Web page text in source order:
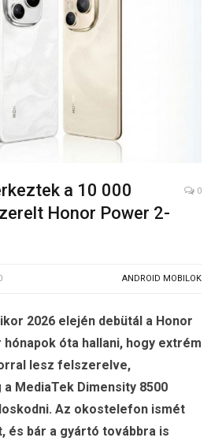
a 10 000
Honor Power 2-
0
ANDROID MOBILOK
2026 elején debütál a Honor
hónapok óta hallani, hogy extrém
lesz felszerelve,
MediaTek Dimensity 8500
Az okostelefon ismét
bár a gyártó továbbra is